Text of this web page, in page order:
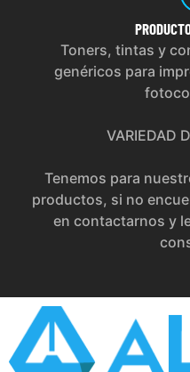
Toners, tintas y
genéricos para
VARIEDAD
Tenemos para
productos, si no
en contactarnos y